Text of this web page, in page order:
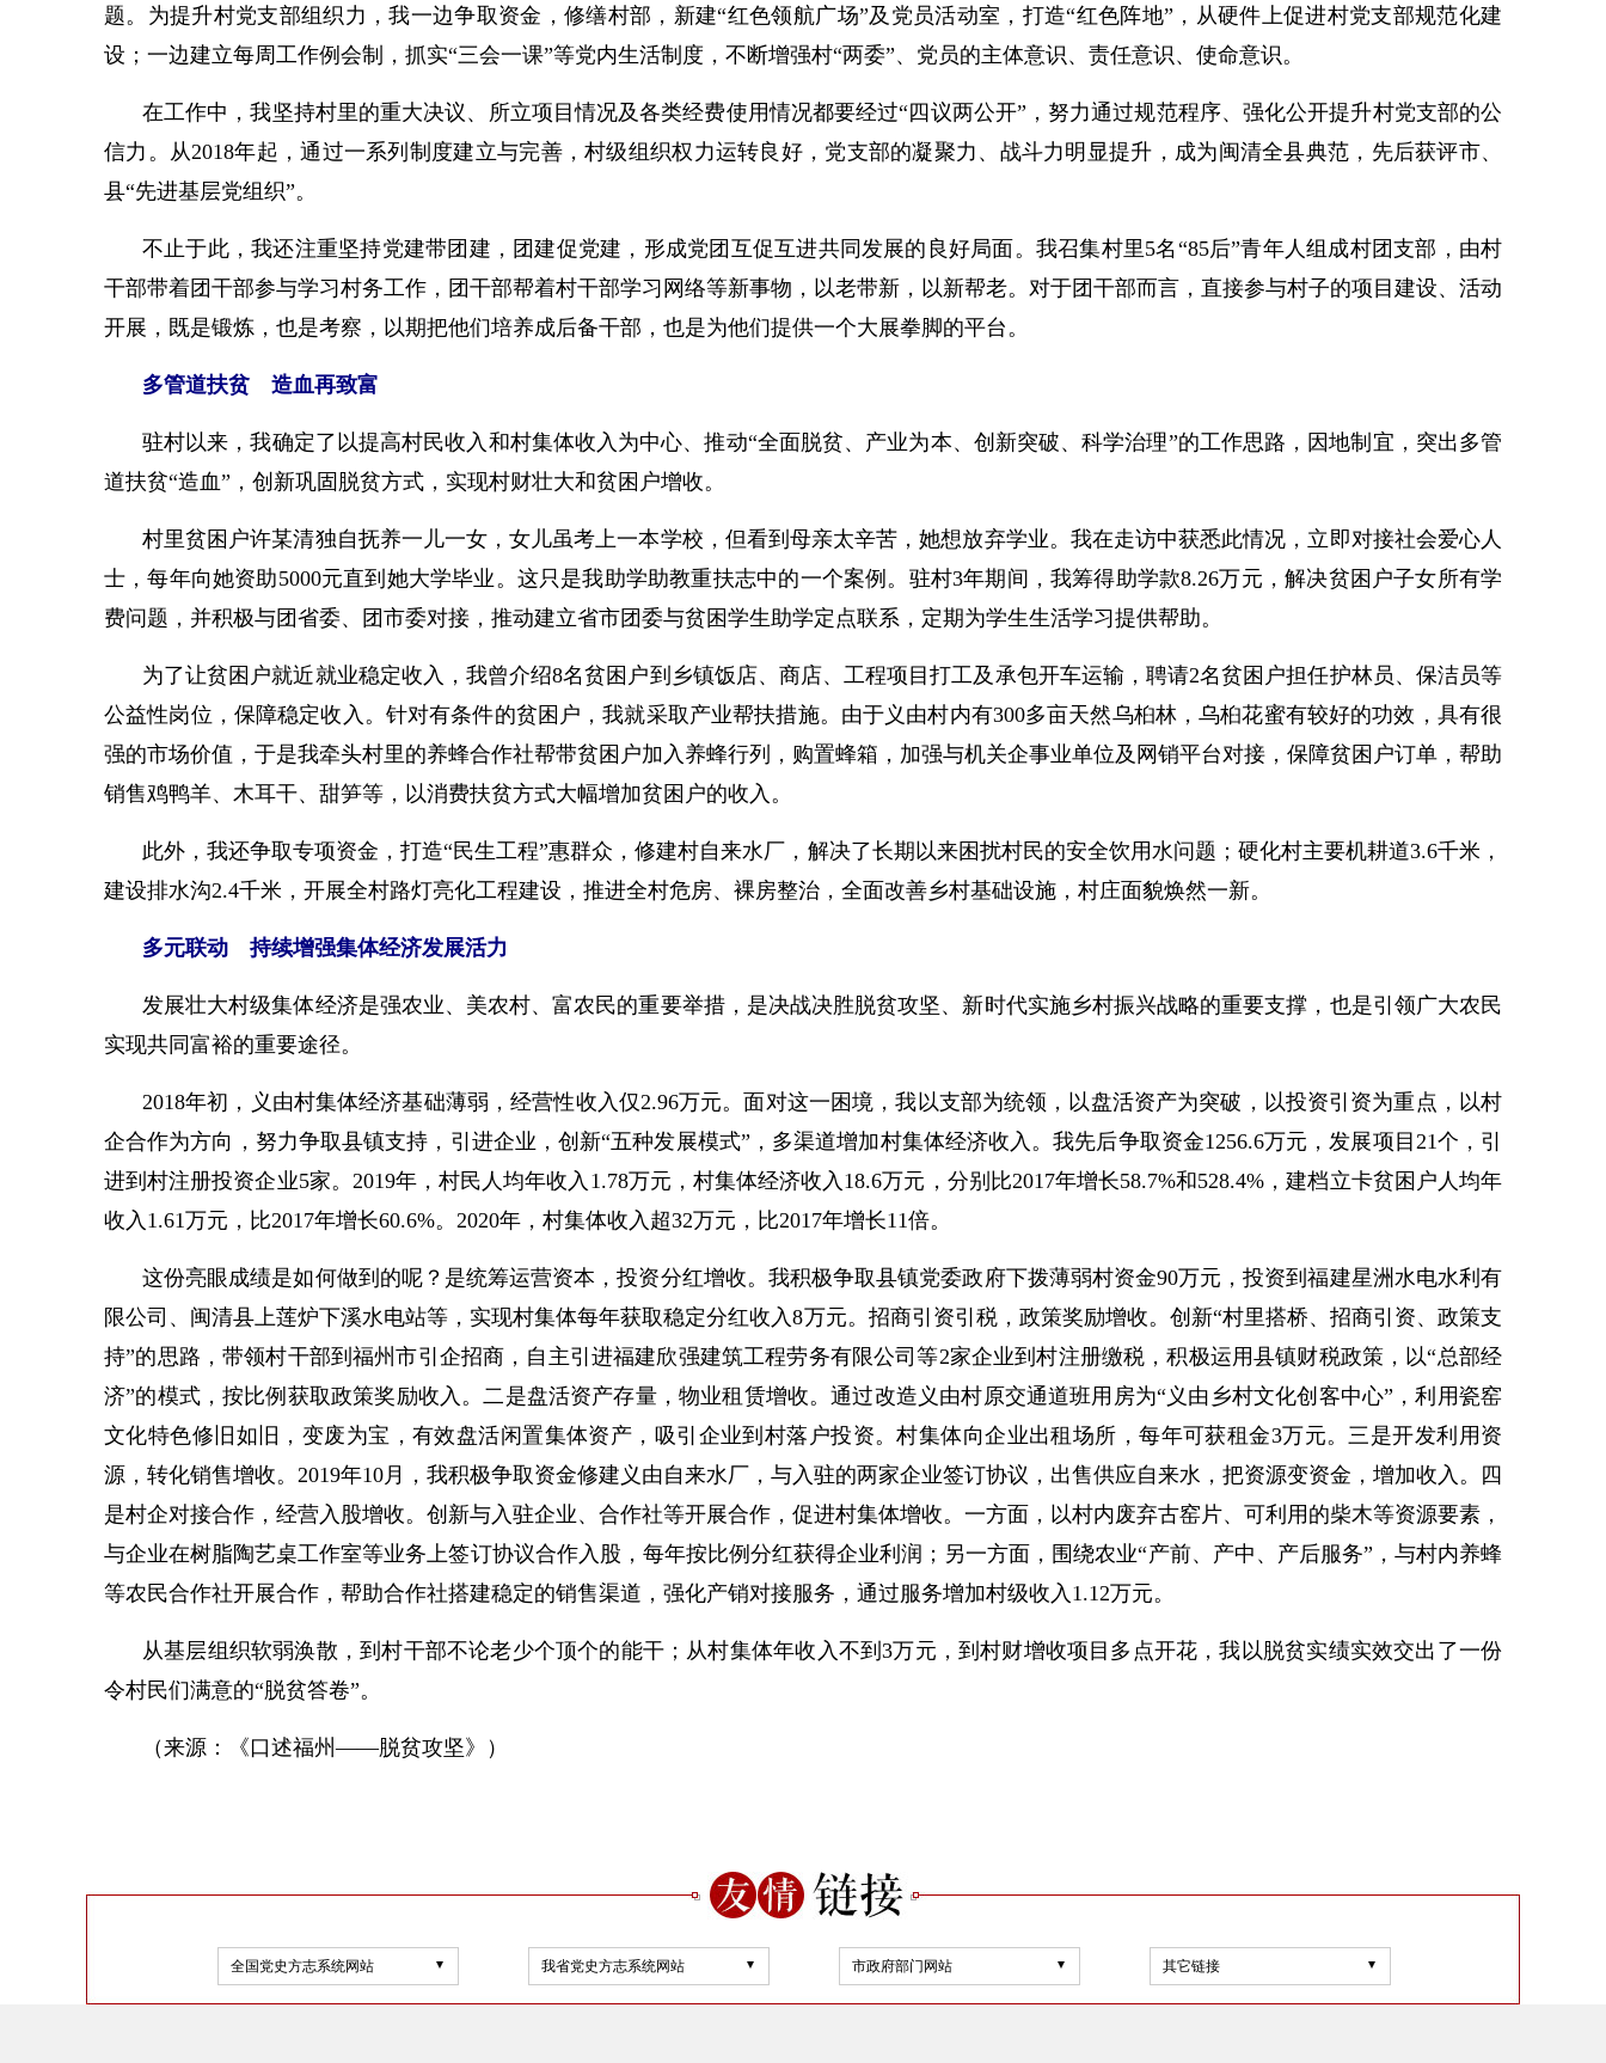
题。为提升村党支部组织力，我一边争取资金，修缮村部，新建“红色领航广场”及党员活动室，打造“红色阵地”，从硬件上促进村党支部规范化建
设；一边建立每周工作例会制，抓实“三会一课”等党内生活制度，不断增强村“两委”、党员的主体意识、责任意识、使命意识。
在工作中，我坚持村里的重大决议、所立项目情况及各类经费使用情况都要经过“四议两公开”，努力通过规范程序、强化公开提升村党支部的公
信力。从2018年起，通过一系列制度建立与完善，村级组织权力运转良好，党支部的凝聚力、战斗力明显提升，成为闽清全县典范，先后获评市、
县“先进基层党组织”。
不止于此，我还注重坚持党建带团建，团建促党建，形成党团互促互进共同发展的良好局面。我召集村里5名“85后”青年人组成村团支部，由村
干部带着团干部参与学习村务工作，团干部帮着村干部学习网络等新事物，以老带新，以新帮老。对于团干部而言，直接参与村子的项目建设、活动
开展，既是锻炼，也是考察，以期把他们培养成后备干部，也是为他们提供一个大展拳脚的平台。
多管道扶贫 造血再致富
驻村以来，我确定了以提高村民收入和村集体收入为中心、推动“全面脱贫、产业为本、创新突破、科学治理”的工作思路，因地制宜，突出多管
道扶贫“造血”，创新巩固脱贫方式，实现村财壮大和贫困户增收。
村里贫困户许某清独自抚养一儿一女，女儿虽考上一本学校，但看到母亲太辛苦，她想放弃学业。我在走访中获悉此情况，立即对接社会爱心人
士，每年向她资助5000元直到她大学毕业。这只是我助学助教重扶志中的一个案例。驻村3年期间，我筹得助学款8.26万元，解决贫困户子女所有学
费问题，并积极与团省委、团市委对接，推动建立省市团委与贫困学生助学定点联系，定期为学生生活学习提供帮助。
为了让贫困户就近就业稳定收入，我曾介绍8名贫困户到乡镇饭店、商店、工程项目打工及承包开车运输，聘请2名贫困户担任护林员、保洁员等
公益性岗位，保障稳定收入。针对有条件的贫困户，我就采取产业帮扶措施。由于义由村内有300多亩天然乌桕林，乌桕花蜜有较好的功效，具有很
强的市场价值，于是我牵头村里的养蜂合作社帮带贫困户加入养蜂行列，购置蜂箱，加强与机关企事业单位及网销平台对接，保障贫困户订单，帮助
销售鸡鸭羊、木耳干、甜笋等，以消费扶贫方式大幅增加贫困户的收入。
此外，我还争取专项资金，打造“民生工程”惠群众，修建村自来水厂，解决了长期以来困扰村民的安全饮用水问题；硬化村主要机耕道3.6千米，
建设排水沟2.4千米，开展全村路灯亮化工程建设，推进全村危房、裸房整治，全面改善乡村基础设施，村庄面貌焕然一新。
多元联动 持续增强集体经济发展活力
发展壮大村级集体经济是强农业、美农村、富农民的重要举措，是决战决胜脱贫攻坚、新时代实施乡村振兴战略的重要支撑，也是引领广大农民
实现共同富裕的重要途径。
2018年初，义由村集体经济基础薄弱，经营性收入仅2.96万元。面对这一困境，我以支部为统领，以盘活资产为突破，以投资引资为重点，以村
企合作为方向，努力争取县镇支持，引进企业，创新“五种发展模式”，多渠道增加村集体经济收入。我先后争取资金1256.6万元，发展项目21个，引
进到村注册投资企业5家。2019年，村民人均年收入1.78万元，村集体经济收入18.6万元，分别比2017年增长58.7%和528.4%，建档立卡贫困户人均年
收入1.61万元，比2017年增长60.6%。2020年，村集体收入超32万元，比2017年增长11倍。
这份亮眼成绩是如何做到的呢？是统筹运营资本，投资分红增收。我积极争取县镇党委政府下拨薄弱村资金90万元，投资到福建星洲水电水利有
限公司、闽清县上莲炉下溪水电站等，实现村集体每年获取稳定分红收入8万元。招商引资引税，政策奖励增收。创新“村里搭桥、招商引资、政策支
持”的思路，带领村干部到福州市引企招商，自主引进福建欣强建筑工程劳务有限公司等2家企业到村注册缴税，积极运用县镇财税政策，以“总部经
济”的模式，按比例获取政策奖励收入。二是盘活资产存量，物业租赁增收。通过改造义由村原交通道班用房为“义由乡村文化创客中心”，利用瓷窑
文化特色修旧如旧，变废为宝，有效盘活闲置集体资产，吸引企业到村落户投资。村集体向企业出租场所，每年可获租金3万元。三是开发利用资
源，转化销售增收。2019年10月，我积极争取资金修建义由自来水厂，与入驻的两家企业签订协议，出售供应自来水，把资源变资金，增加收入。四
是村企对接合作，经营入股增收。创新与入驻企业、合作社等开展合作，促进村集体增收。一方面，以村内废弃古窑片、可利用的柴木等资源要素，
与企业在树脂陶艺桌工作室等业务上签订协议合作入股，每年按比例分红获得企业利润；另一方面，围绕农业“产前、产中、产后服务”，与村内养蜂
等农民合作社开展合作，帮助合作社搭建稳定的销售渠道，强化产销对接服务，通过服务增加村级收入1.12万元。
从基层组织软弱涣散，到村干部不论老少个顶个的能干；从村集体年收入不到3万元，到村财增收项目多点开花，我以脱贫实绩实效交出了一份
令村民们满意的“脱贫答卷”。
（来源：《口述福州——脱贫攻坚》）
全国党史方志系统网站 我省党史方志系统网站 市政府部门网站 其它链接